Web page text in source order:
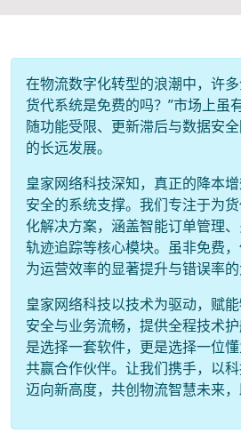
在物流数字化转型的浪潮中，许
货代系统是免费的吗？”市场上虽
随功能受限、更新滞后与数据安
的长远发展。
皇家网络科技深知，真正的降本
安全的系统支撑。我们专注于为
化解决方案，涵盖智能订单管理
轨迹追踪等核心模块。虽非免费
为运营效率的显著提升与错误率的
皇家网络科技以技术为驱动，赋
安全与业务流畅，提供全程技术
是选择一套软件，更是选择一位
共赢合作伙伴。让我们携手，以
迈向新高度，共创物流智慧未来，